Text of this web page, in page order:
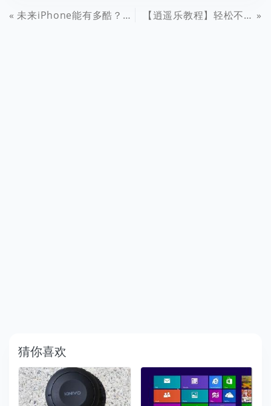
未来iPhone能有多酷？苹果专利告诉你 【逍遥乐教程】轻松不改变图片清晰度的情况下大规模改变图片文件大小
猜你喜欢